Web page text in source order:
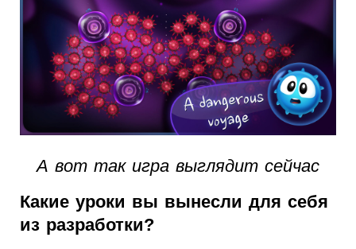
А вот так игра выглядит сейчас
Какие уроки вы вынесли для себя
из разработки?